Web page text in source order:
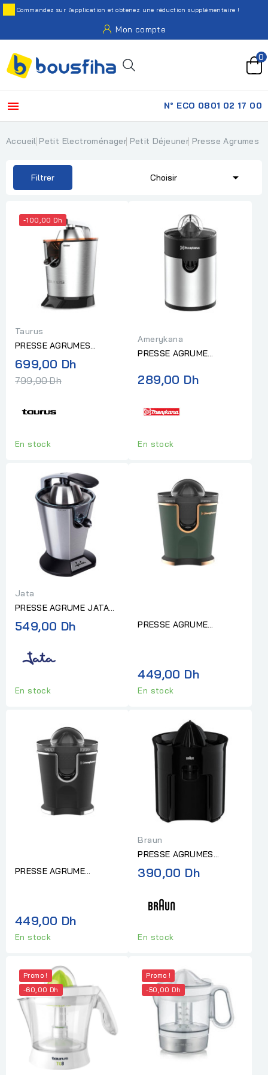
Commandez sur l'application et obtenez une réduction supplémentaire !
Mon compte
0
 N° ECO 0801 02 17 00
Accueil Petit Electroménager Petit Déjeuner Presse Agrumes
Filtrer Choisir 
-100,00 Dh
Taurus
PRESSE AGRUMES
TAURUS EASYPRESS
1000 LEGEND
699,00 DhPrix
799,00 Dh
En stock
Amerykana
PRESSE AGRUME
289,00 Dh
En stock
Jata
PRESSE AGRUME JATA
600W INOX
549,00 Dh
En stock
PRESSE AGRUME
449,00 Dh
En stock
PRESSE AGRUME
449,00 Dh
En stock
Braun
PRESSE AGRUMES
BRAUN DIRECT SERVE
NOIR
390,00 Dh
En stock
Promo !
-60,00 Dh
Promo !
-50,00 Dh